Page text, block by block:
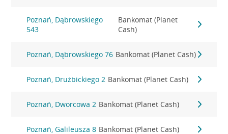
Poznań, Dąbrowskiego
543
Bankomat (Planet
Cash)
Poznań, Dąbrowskiego 76 Bankomat (Planet Cash)
Poznań, Drużbickiego 2 Bankomat (Planet Cash)
Poznań, Dworcowa 2 Bankomat (Planet Cash)
Poznań, Galileusza 8 Bankomat (Planet Cash)